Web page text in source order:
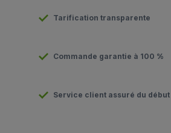
Tarification transparente
Commande garantie à 100 %
Service client assuré du